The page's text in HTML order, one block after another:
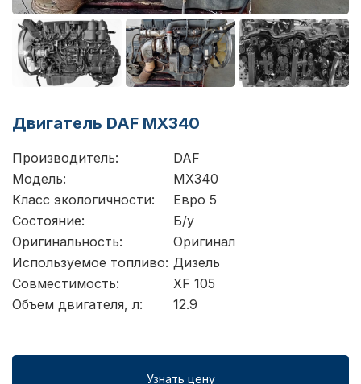
Двигатель DAF MX340
Производитель:
DAF
Модель:
MX340
Класс экологичности:
Евро 5
Состояние:
Б/у
Оригинальность:
Оригинал
Используемое топливо: Дизель
Совместимость:
XF 105
Объем двигателя, л:
12.9
Узнать цену